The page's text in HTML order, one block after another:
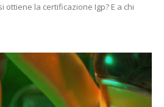
ottiene la certificazione Igp? E a chi